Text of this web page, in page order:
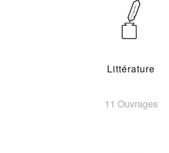
Littérature
11 Ouvrages